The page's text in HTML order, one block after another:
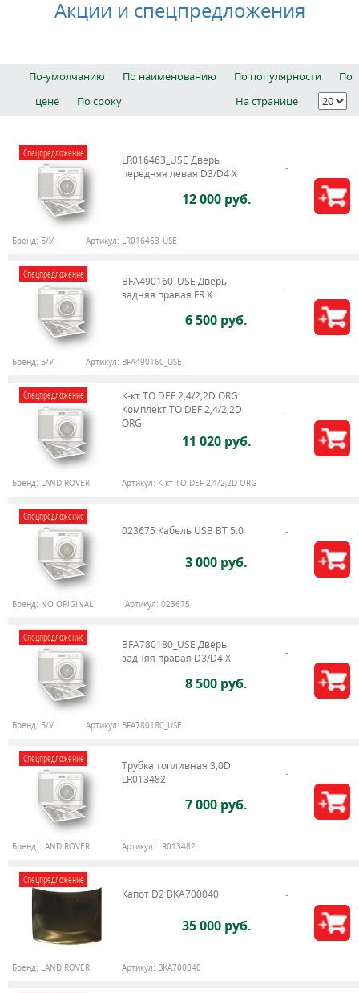
Акции и спецпредложения
По-умолчанию По наименованию По популярности
По
цене
По сроку На странице
Спецпредложение
LR016463_USE Дверь
передняя левая D3/D4 Х
12 000 руб.
Бренд: Б/У Артикул: LR016463_USE
Спецпредложение
BFA490160_USE Дверь
задняя правая FR X
6 500 руб.
Бренд: Б/У Артикул: BFA490160_USE
Спецпредложение
К-кт ТО DEF 2,4/2,2D ORG
Комплект ТО DEF 2,4/2,2D
ORG
11 020 руб.
Бренд: LAND ROVER Артикул: К-кт ТО DEF 2,4/2,2D ORG
Спецпредложение
023675 Кабель USB BT 5.0
3 000 руб.
Бренд: NO ORIGINAL Артикул: 023675
Спецпредложение
BFA780180_USE Дверь
задняя правая D3/D4 X
8 500 руб.
Бренд: Б/У Артикул: BFA780180_USE
Спецпредложение
Трубка топливная 3,0D
LR013482
7 000 руб.
Бренд: LAND ROVER Артикул: LR013482
Спецпредложение
Капот D2 BKA700040
35 000 руб.
Бренд: LAND ROVER Артикул: BKA700040